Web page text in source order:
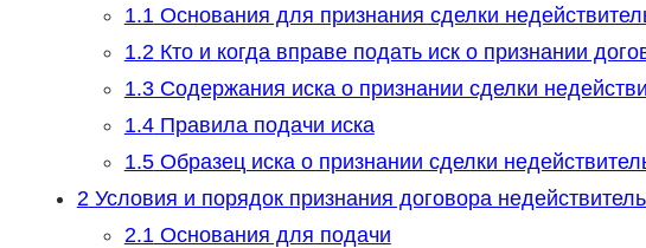
1.1 Основания для признания сделки
1.2 Кто и когда вправе подать иск о признании
1.3Содержания иска о признании сделки
1.4Правила подачи иска
1.5Образец иска о признании сделки
2 Условия и порядок признания договора
2.1 Основания для подачи